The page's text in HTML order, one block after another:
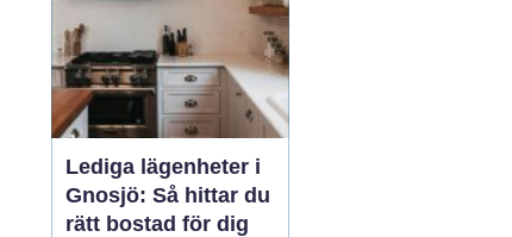
dammiga...
Lediga lägenheter i
Gnosjö: Så hittar du
rätt bostad för dig